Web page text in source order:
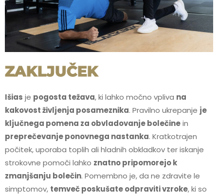
ZAKLJUČEK
Išias je pogosta težava, ki lahko močno vpliva na
kakovost življenja posameznika. Pravilno ukrepanje je
ključnega pomena za obvladovanje bolečinein
preprečevanje ponovnega nastanka. Kratkotrajen
počitek, uporaba toplih ali hladnih obkladkov ter iskanje
strokovne pomoči lahko znatno pripomorejo k
zmanjšanju bolečin. Pomembno je, da ne zdravite le
simptomov, temveč poskušate odpraviti vzroke, ki so